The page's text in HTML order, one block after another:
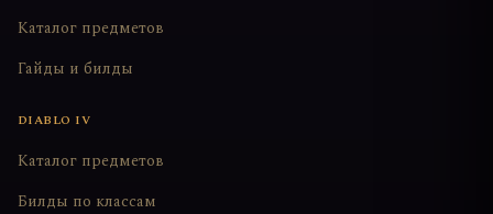
Каталог предметов
Гайды и билды
DIABLO IV
Каталог предметов
Билды по классам